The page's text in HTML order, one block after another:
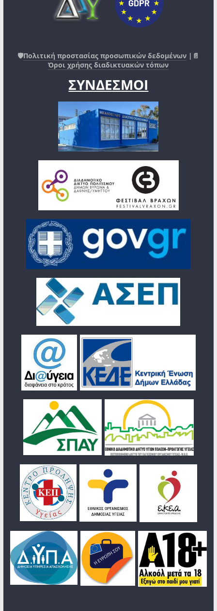
🛡️Πολιτική προστασίας προσωπικών δεδομένων |📄
Όροι χρήσης διαδικτυακών τόπων
ΣΥΝΔΕΣΜΟΙ